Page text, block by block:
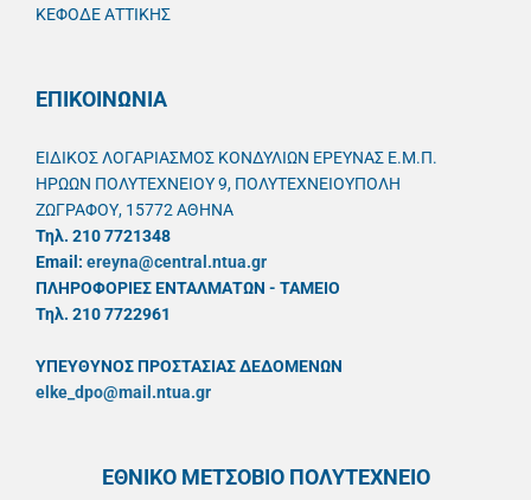
ΚΕΦΟΔΕ ΑΤΤΙΚΗΣ
ΕΠΙΚΟΙΝΩΝΙΑ
ΕΙΔΙΚΟΣ ΛΟΓΑΡΙΑΣΜΟΣ ΚΟΝΔΥΛΙΩΝ ΕΡΕΥΝΑΣ Ε.Μ.Π.
ΗΡΩΩΝ ΠΟΛΥΤΕΧΝΕΙΟΥ 9, ΠΟΛΥΤΕΧΝΕΙΟΥΠΟΛΗ
ΖΩΓΡΑΦΟΥ, 15772 ΑΘΗΝΑ
Τηλ. 210 7721348
Email: ereyna@central.ntua.gr
ΠΛΗΡΟΦΟΡΙΕΣ ΕΝΤΑΛΜΑΤΩΝ - ΤΑΜΕΙΟ
Τηλ. 210 7722961
ΥΠΕΥΘYΝΟΣ ΠΡΟΣΤΑΣΙΑΣ ΔΕΔΟΜΕΝΩΝ
elke_dpo@mail.ntua.gr
ΕΘΝΙΚΟ ΜΕΤΣΟΒΙΟ ΠΟΛΥΤΕΧΝΕΙΟ